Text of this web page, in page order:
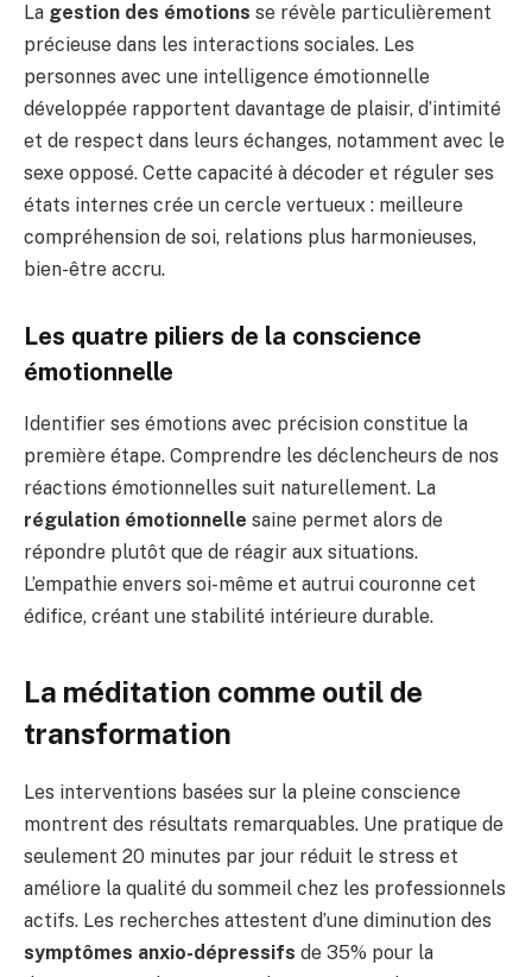
La gestion des émotions se révèle particulièrement
précieuse dans les interactions sociales. Les
personnes avec une intelligence émotionnelle
développée rapportent davantage de plaisir, d’intimité
et de respect dans leurs échanges, notamment avec le
sexe opposé. Cette capacité à décoder et réguler ses
états internes crée un cercle vertueux : meilleure
compréhension de soi, relations plus harmonieuses,
bien-être accru.
Les quatre piliers de la conscience
émotionnelle
Identifier ses émotions avec précision constitue la
première étape. Comprendre les déclencheurs de nos
réactions émotionnelles suit naturellement. La
régulation émotionnelle saine permet alors de
répondre plutôt que de réagir aux situations.
L’empathie envers soi-même et autrui couronne cet
édifice, créant une stabilité intérieure durable.
La méditation comme outil de
transformation
Les interventions basées sur la pleine conscience
montrent des résultats remarquables. Une pratique de
seulement 20 minutes par jour réduit le stress et
améliore la qualité du sommeil chez les professionnels
actifs. Les recherches attestent d’une diminution des
symptômes anxio-dépressifs de 35% pour la